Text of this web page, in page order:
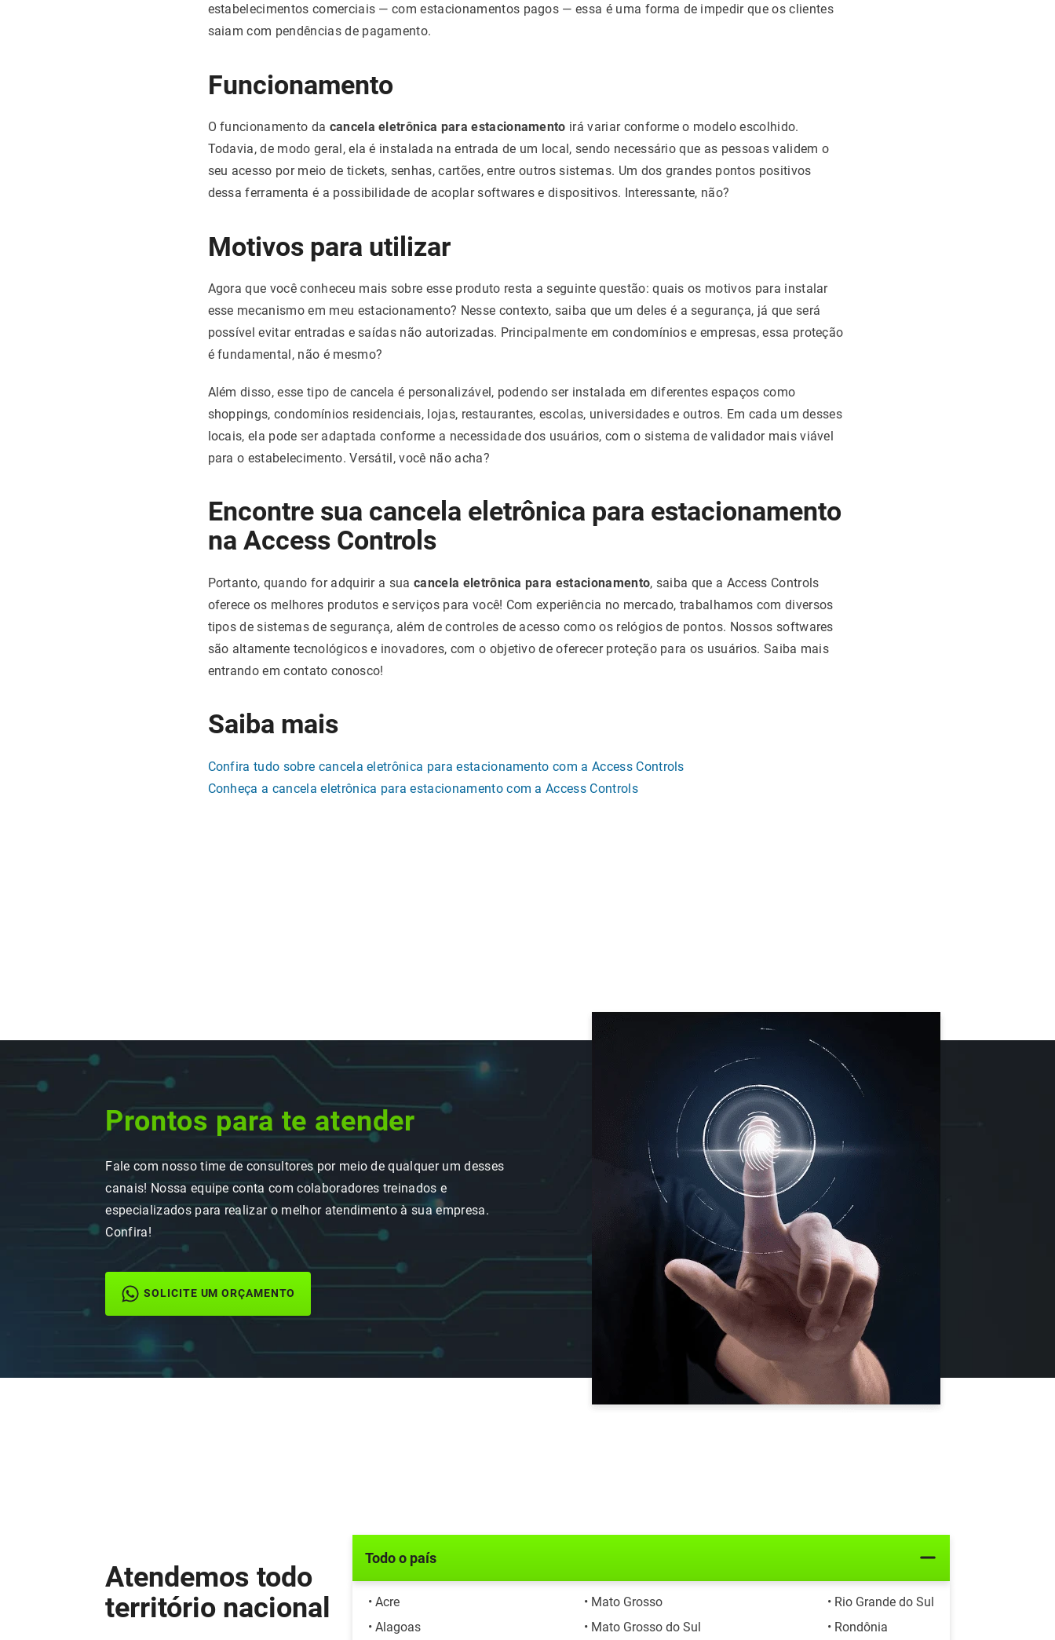
estabelecimentos comerciais — com estacionamentos pagos — essa é uma forma de impedir que os clientes
saiam com pendências de pagamento.
Funcionamento
O funcionamento da cancela eletrônica para estacionamento irá variar conforme o modelo escolhido.
Todavia, de modo geral, ela é instalada na entrada de um local, sendo necessário que as pessoas validem o
seu acesso por meio de tickets, senhas, cartões, entre outros sistemas. Um dos grandes pontos positivos
dessa ferramenta é a possibilidade de acoplar softwares e dispositivos. Interessante, não?
Motivos para utilizar
Agora que você conheceu mais sobre esse produto resta a seguinte questão: quais os motivos para instalar
esse mecanismo em meu estacionamento? Nesse contexto, saiba que um deles é a segurança, já que será
possível evitar entradas e saídas não autorizadas. Principalmente em condomínios e empresas, essa proteção
é fundamental, não é mesmo?
Além disso, esse tipo de cancela é personalizável, podendo ser instalada em diferentes espaços como
shoppings, condomínios residenciais, lojas, restaurantes, escolas, universidades e outros. Em cada um desses
locais, ela pode ser adaptada conforme a necessidade dos usuários, com o sistema de validador mais viável
para o estabelecimento. Versátil, você não acha?
Encontre sua cancela eletrônica para estacionamento
na Access Controls
Portanto, quando for adquirir a suacancela eletrônica para estacionamento, saiba que a Access Controls
oferece os melhores produtos e serviços para você! Com experiência no mercado, trabalhamos com diversos
tipos de sistemas de segurança, além de controles de acesso como os relógios de pontos. Nossos softwares
são altamente tecnológicos e inovadores, com o objetivo de oferecer proteção para os usuários. Saiba mais
entrando em contato conosco!
Saiba mais
Confira tudo sobre cancela eletrônica para estacionamento com a Access Controls
Conheça a cancela eletrônica para estacionamento com a Access Controls
Prontos para te atender
Fale com nosso time de consultores por meio de qualquer um desses
canais! Nossa equipe conta com colaboradores treinados e
especializados para realizar o melhor atendimento à sua empresa.
Confira!
SOLICITE UM ORÇAMENTO
Atendemos todo
território nacional
Todo o país
• Acre
• Alagoas
• Mato Grosso
• Mato Grosso do Sul
• Rio Grande do Sul
• Rondônia